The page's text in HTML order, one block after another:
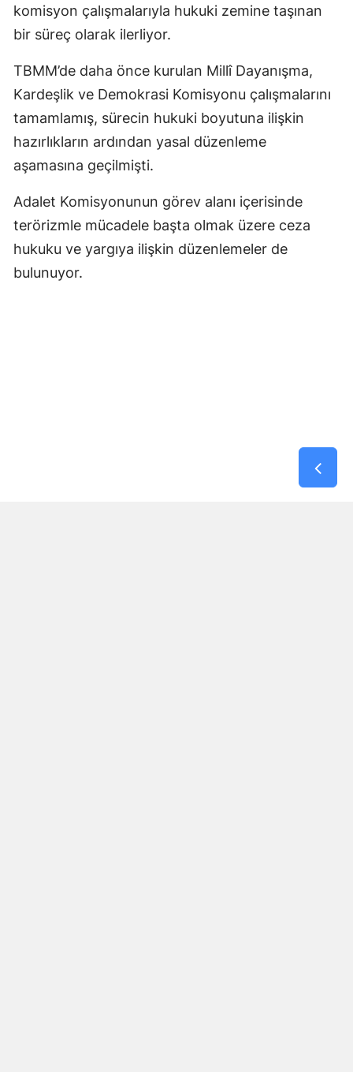
komisyon çalışmalarıyla hukuki zemine taşınan
bir süreç olarak ilerliyor.
TBMM’de daha önce kurulan Millî Dayanışma,
Kardeşlik ve Demokrasi Komisyonu çalışmalarını
tamamlamış, sürecin hukuki boyutuna ilişkin
hazırlıkların ardından yasal düzenleme
aşamasına geçilmişti.
Adalet Komisyonunun görev alanı içerisinde
terörizmle mücadele başta olmak üzere ceza
hukuku ve yargıya ilişkin düzenlemeler de
bulunuyor.